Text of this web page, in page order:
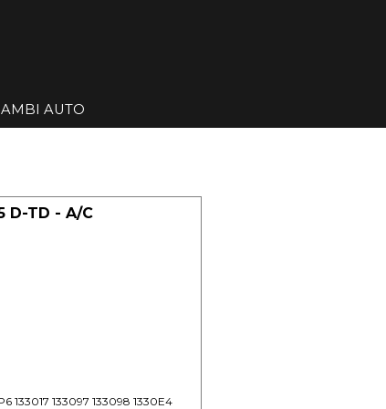
menù
▼ AUTO
D-TD - A/C
133017 133097 133098 1330E4